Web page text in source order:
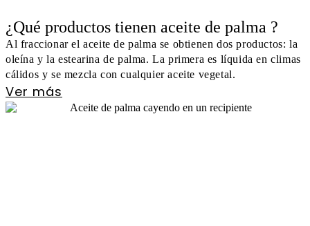
¿Qué productos tienen aceite de palma ?
Al fraccionar el aceite de palma se obtienen dos productos: la
oleína y la estearina de palma. La primera es líquida en climas
cálidos y se mezcla con cualquier aceite vegetal.
Ver más